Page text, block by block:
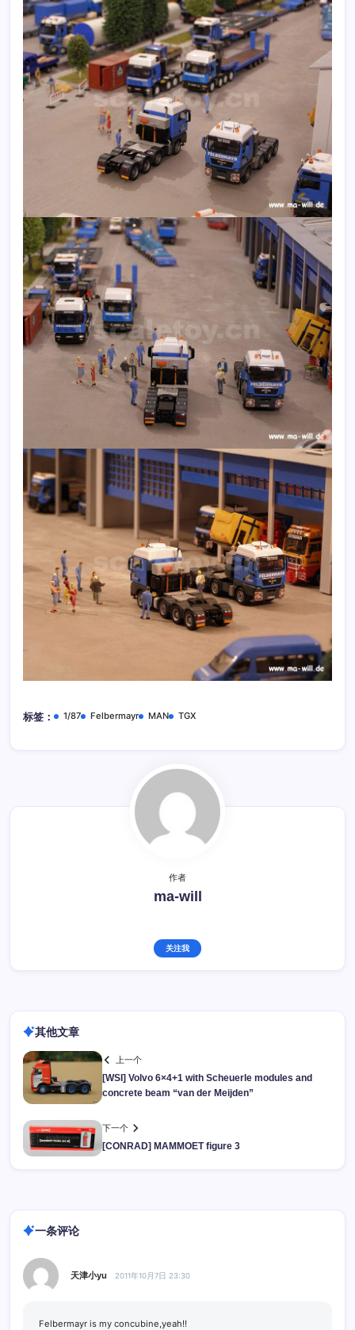
标签： 1/87 Felbermayr MAN TGX
作者
ma-will
关注我
其他文章
上一个
[WSI] Volvo 6×4+1 with Scheuerle modules and
concrete beam “van der Meijden”
下一个
[CONRAD] MAMMOET figure 3
一条评论
天津小yu 2011年10月7日 23:30
Felbermayr is my concubine,yeah!!